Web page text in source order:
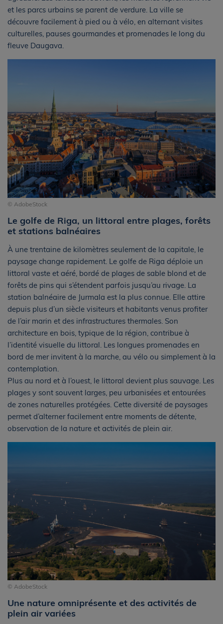
et les parcs urbains se parent de verdure. La ville se
découvre facilement à pied ou à vélo, en alternant visites
culturelles, pauses gourmandes et promenades le long du
fleuve Daugava.
© AdobeStock
Le golfe de Riga, un littoral entre plages, forêts
et stations balnéaires
À une trentaine de kilomètres seulement de la capitale, le
paysage change rapidement. Le golfe de Riga déploie un
littoral vaste et aéré, bordé de plages de sable blond et de
forêts de pins qui s’étendent parfois jusqu’au rivage. La
station balnéaire de Jurmala est la plus connue. Elle attire
depuis plus d’un siècle visiteurs et habitants venus profiter
de l’air marin et des infrastructures thermales. Son
architecture en bois, typique de la région, contribue à
l’identité visuelle du littoral. Les longues promenades en
bord de mer invitent à la marche, au vélo ou simplement à la
contemplation.
Plus au nord et à l’ouest, le littoral devient plus sauvage. Les
plages y sont souvent larges, peu urbanisées et entourées
de zones naturelles protégées. Cette diversité de paysages
permet d’alterner facilement entre moments de détente,
observation de la nature et activités de plein air.
© AdobeStock
Une nature omniprésente et des activités de
plein air variées